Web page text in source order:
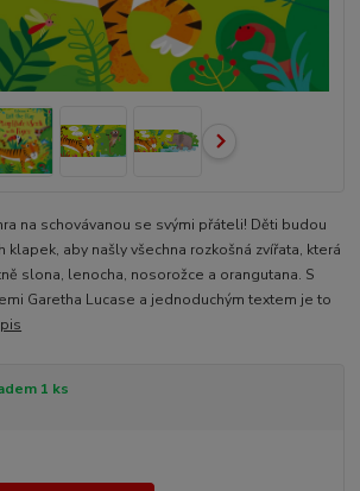
na schovávanou se svými přáteli! Děti budou
klapek, aby našly všechna rozkošná zvířata, která
slona, lenocha, nosorožce a orangutana. S
Garetha Lucase a jednoduchým textem je to
1 ks